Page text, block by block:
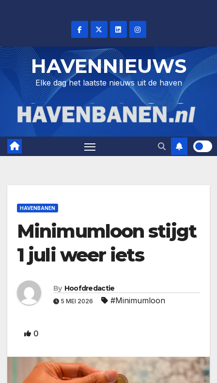
HAVENNIEUWS
Elke dag het laatste nieuws uit de haven
HAVENBANEN
Minimumloon stijgt
1 juli weer iets
By Hoofdredactie
5 MEI 2026 #Minimumloon
0